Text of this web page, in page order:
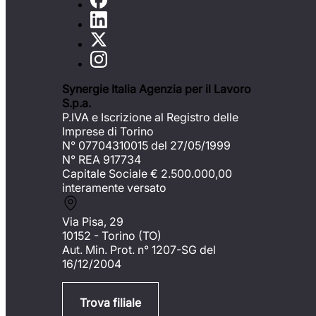
Synergie Italia Agenzia per il Lavoro
S.p.a.
P.IVA e Iscrizione al Registro delle
Imprese di Torino
N° 07704310015 del 27/05/1999
N° REA 917734
Capitale Sociale € 2.500.000,00
interamente versato
Via Pisa, 29
10152 - Torino (TO)
Aut. Min. Prot. n° 1207-SG del
16/12/2004
Trova filiale